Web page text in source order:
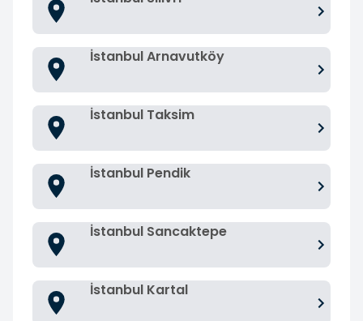
İstanbul Arnavutköy
İstanbul Taksim
İstanbul Pendik
İstanbul Sancaktepe
İstanbul Kartal